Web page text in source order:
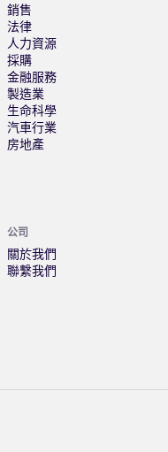
銷售
法律
人力資源
採購
金融服務
製造業
生命科學
汽車行業
房地產
公司
關於我們
聯繫我們